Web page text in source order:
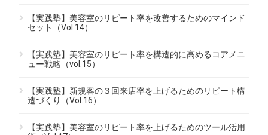
【実践塾】美容室のリピート率を改善するためのマインド
セット（Vol.14）
【実践塾】美容室のリピート率を構造的に高めるコアメニ
ュー戦略（vol.15）
【実践塾】新規客の３回来店率を上げるためのリピート構
造づくり（Vol.16）
【実践塾】美容室のリピート率を上げるためのツール活用